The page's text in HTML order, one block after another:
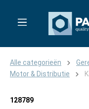
Alle categorieën
Motor & Distributie
128789